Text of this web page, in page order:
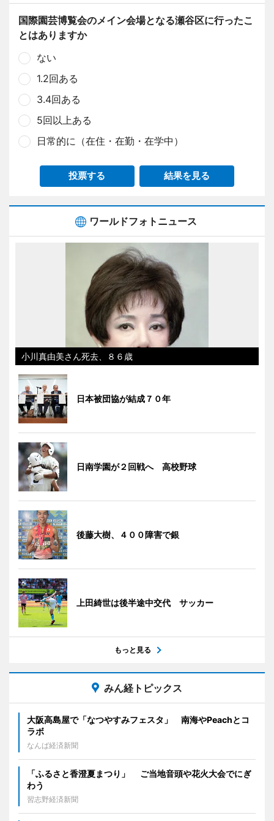
国際園芸博覧会のメイン会場となる瀬谷区に行ったこ
とはありますか
ない
1.2回ある
3.4回ある
5回以上ある
日常的に（在住・在勤・在学中）
投票する 結果を見る
ワールドフォトニュース
小川真由美さん死去、８６歳
日本被団協が結成７０年
日南学園が２回戦へ 高校野球
後藤大樹、４００障害で銀
上田綺世は後半途中交代 サッカー
もっと見る
みん経トピックス
大阪高島屋で「なつやすみフェスタ」 南海やPeachとコ
ラボ
なんば経済新聞
「ふるさと香澄夏まつり」 ご当地音頭や花火大会でにぎ
わう
習志野経済新聞